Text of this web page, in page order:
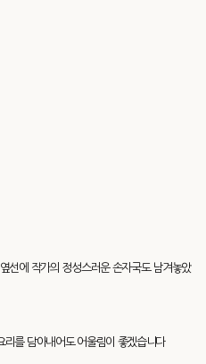
선에 작가의 정성스러운 손자국도 남겨놓았
를 담아내어도 어울림이 좋겠습니다